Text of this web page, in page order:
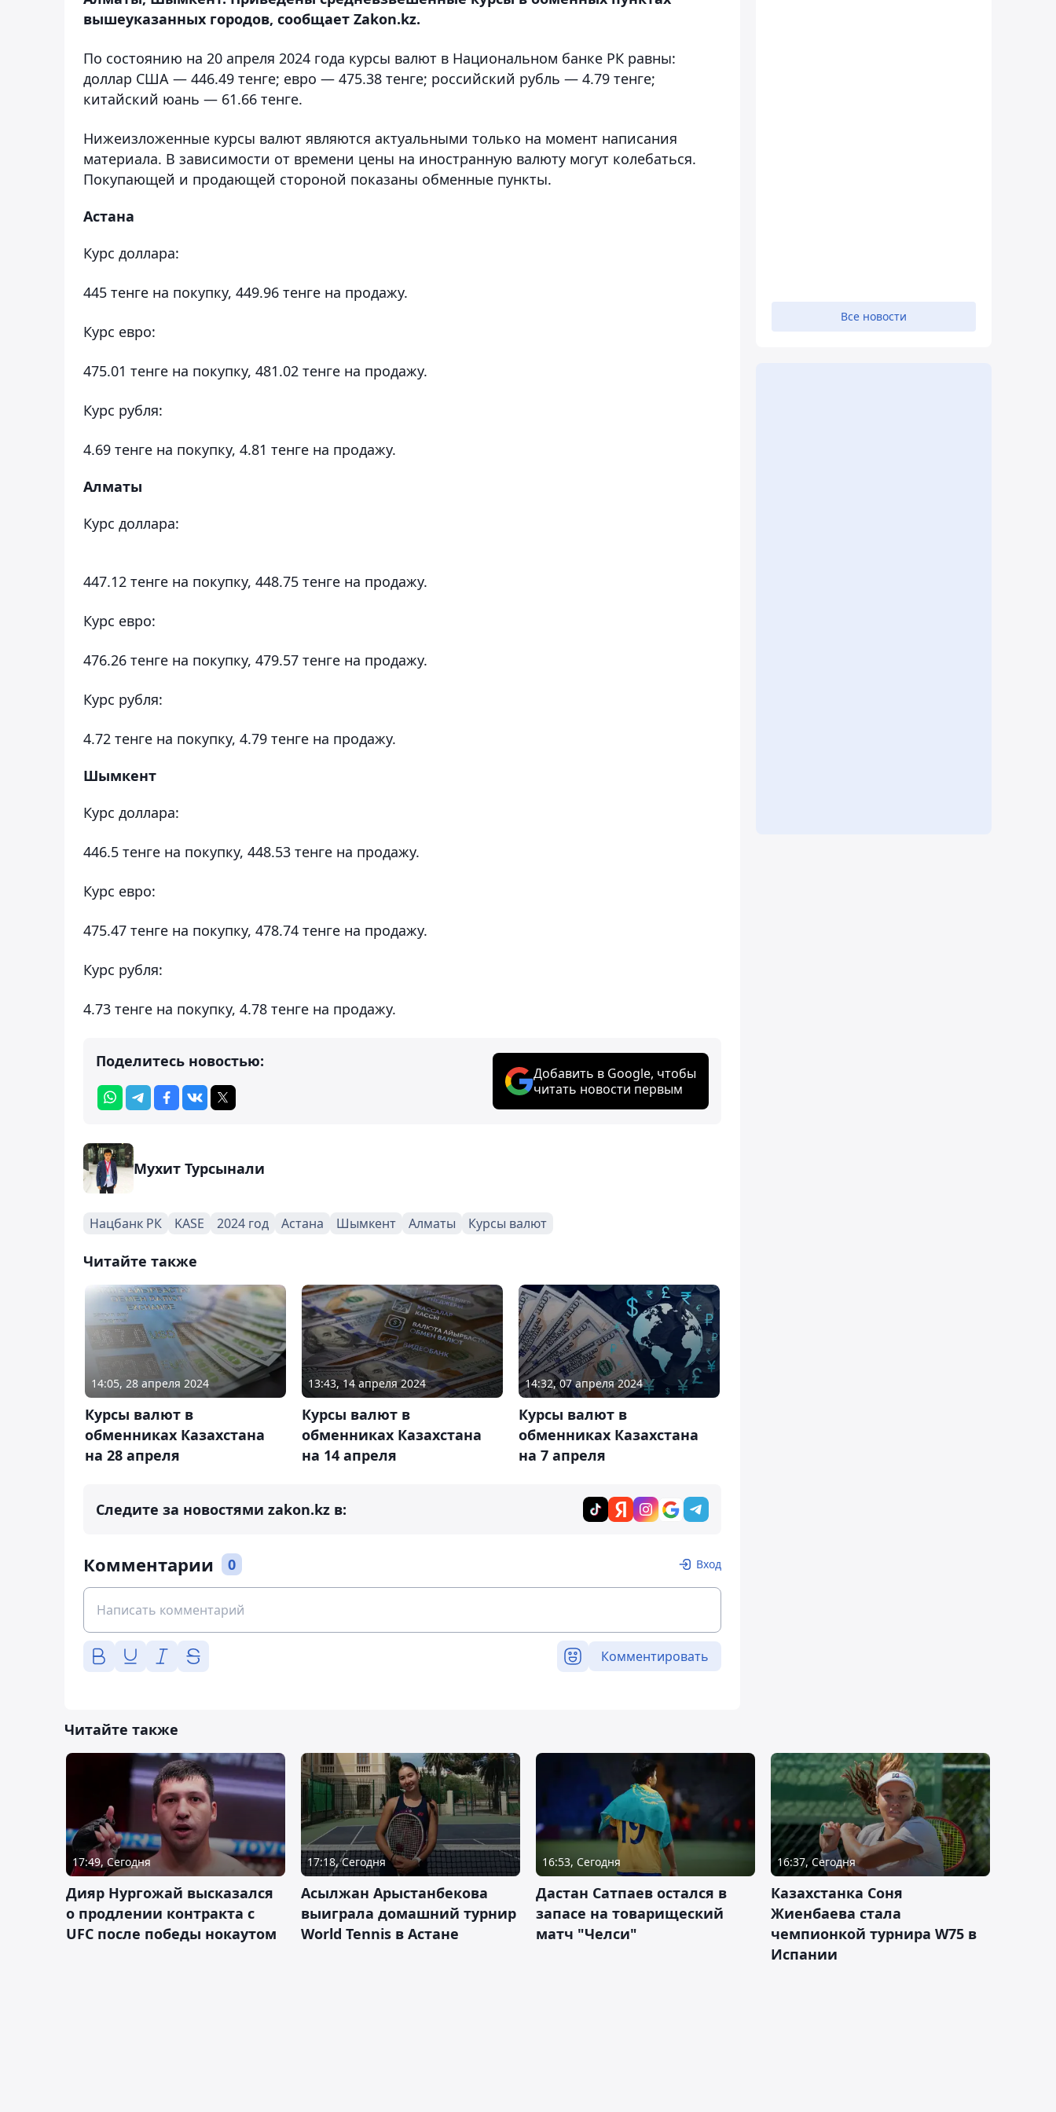
вышеуказанных городов, сообщает Zakon.kz.
По состоянию на 20 апреля 2024 года курсы валют в Национальном банке РК равны:
доллар США — 446.49 тенге; евро — 475.38 тенге; российский рубль — 4.79 тенге;
китайский юань — 61.66 тенге.
Нижеизложенные курсы валют являются актуальными только на момент написания
материала. В зависимости от времени цены на иностранную валюту могут колебаться.
Покупающей и продающей стороной показаны обменные пункты.
Астана
Курс доллара:
445 тенге на покупку, 449.96 тенге на продажу.
Курс евро:
475.01 тенге на покупку, 481.02 тенге на продажу.
Курс рубля:
4.69 тенге на покупку, 4.81 тенге на продажу.
Алматы
Курс доллара:
447.12 тенге на покупку, 448.75 тенге на продажу.
Курс евро:
476.26 тенге на покупку, 479.57 тенге на продажу.
Курс рубля:
4.72 тенге на покупку, 4.79 тенге на продажу.
Шымкент
Курс доллара:
446.5 тенге на покупку, 448.53 тенге на продажу.
Курс евро:
475.47 тенге на покупку, 478.74 тенге на продажу.
Курс рубля:
4.73 тенге на покупку, 4.78 тенге на продажу.
Поделитесь новостью:
Добавить в Google, чтобы
читать новости первым
Мухит Турсынали
Нацбанк РК KASE 2024 год Астана Шымкент Алматы Курсы валют
Читайте также
14:05, 28 апреля 2024
Курсы валют в
обменниках Казахстана
на 28 апреля
13:43, 14 апреля 2024
Курсы валют в
обменниках Казахстана
на 14 апреля
14:32, 07 апреля 2024
Курсы валют в
обменниках Казахстана
на 7 апреля
Следите за новостями zakon.kz в:
Комментарии 0 Вход
Комментировать
Все новости
Читайте также
17:49, Сегодня
Дияр Нургожай высказался
о продлении контракта с
UFC после победы нокаутом
17:18, Сегодня
Асылжан Арыстанбекова
выиграла домашний турнир
World Tennis в Астане
16:53, Сегодня
Дастан Сатпаев остался в
запасе на товарищеский
матч "Челси"
16:37, Сегодня
Казахстанка Соня
Жиенбаева стала
чемпионкой турнира W75 в
Испании